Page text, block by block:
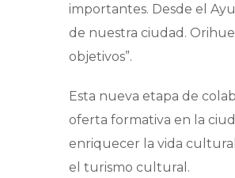
importantes. Desde el
de nuestra ciudad.
objetivos”.
Esta nueva etapa de
oferta formativa en la
enriquecer la vida
el turismo cultural.